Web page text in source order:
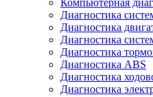
Компьютерная
Диагностика
Диагностика
Диагностика
Диагностика
Диагностика ABS
Диагностика
Диагностика